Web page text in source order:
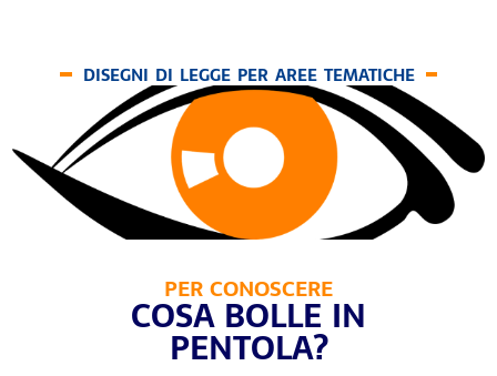
DISEGNI DI LEGGE PER AREE TEMATICHE
PER CONOSCERE
COSA BOLLE IN
PENTOLA?